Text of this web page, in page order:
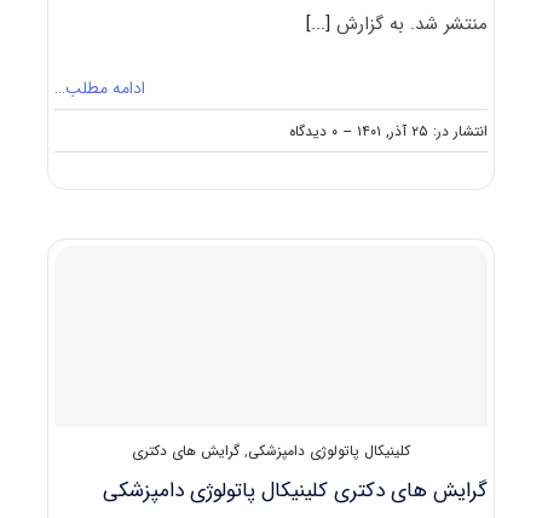
منتشر شد. به گزارش[...]
ادامه مطلب…
انتشار در: ۲۵ آذر, ۱۴۰۱ -- ۰ دیدگاه
on
سوالات
کلینیکال
کلینیکال پاتولوژی دامپزشکی, گرایش های دکتری
گرایش های دکتری کلینیکال ﭘﺎﺗﻮﻟﻮژی داﻣﭙﺰشکی